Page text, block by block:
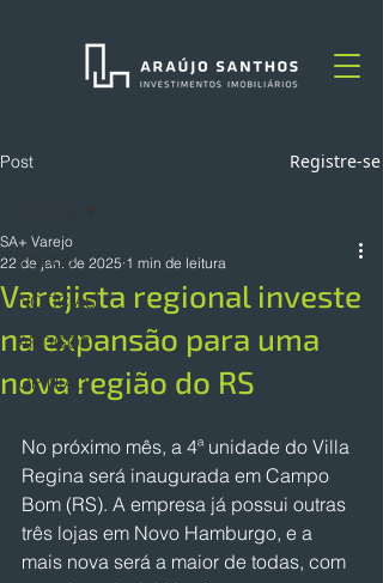
Post Registre-se
TODOS
NOTÍCIAS
ARTIGOS
OPINIÃO
Varejista regional investe
na expansão para uma
nova região do RS
SA+ Varejo
22 de jan. de 2025 1 min de leitura
No próximo mês, a 4ª unidade do Villa
Regina será inaugurada em Campo
Bom (RS). A empresa já possui outras
três lojas em Novo Hamburgo, e a
mais nova será a maior de todas, com